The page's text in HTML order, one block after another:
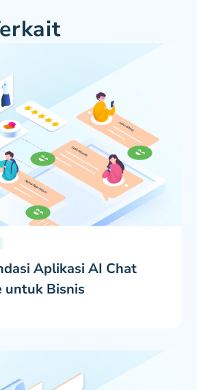
Aplikasi AI Chat
untuk Bisnis